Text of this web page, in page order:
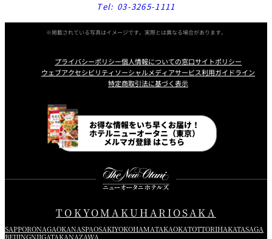
Tel: 03-3265-1111
※掲載されている写真はイメージです。実際とは異なる場合があります。
プライバシーポリシー個人情報についての窓口サイトポリシー
ウェブアクセシビリティソーシャルメディアサービス利用ガイドライン
特定商取引法に基づく表示
お得な情報をいち早くお届け！
ホテルニューオータニ（東京）
メルマガ登録 はこちら
TOKYOMAKUHARIOSAKA
SAPPORONAGAOKANASPAOSAKIYOKOHAMATAKAOKATOTTORIHAKATASAGA
BEIJINGNIIGATAKANAZAWA